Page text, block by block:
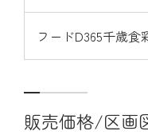
フードD365千歳食
販売価格/区画